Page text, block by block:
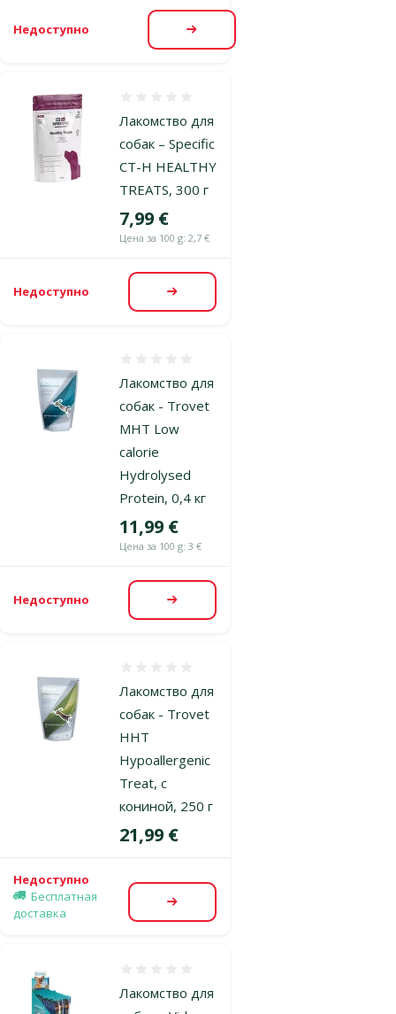
Недоступно Посмотреть
Лакомство для
собак – Specific
CT-H HEALTHY
TREATS, 300 г
Цена
7,99 €
Цена за 100 g: 2,7 €
Недоступно Посмотреть
Лакомство для
собак - Trovet
MHT Low
calorie
Hydrolysed
Protein, 0,4 кг
Цена
11,99 €
Цена за 100 g: 3 €
Недоступно Посмотреть
Лакомство для
собак - Trovet
HHT
Hypoallergenic
Treat, с
кониной, 250 г
Цена
21,99 €
Недоступно
Бесплатная
доставка
Посмотреть
Лакомство для